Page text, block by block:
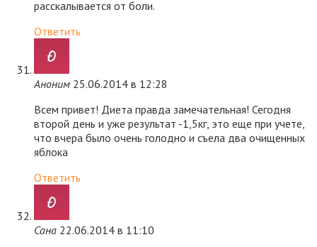
расскалывается от боли.
Ответить
Аноним 25.06.2014 в 12:28
Всем привет! Диета правда замечательная! Сегодня
второй день и уже результат -1,5кг, это еще при учете,
что вчера было очень голодно и съела два очищенных
яблока
Ответить
Сана 22.06.2014 в 11:10